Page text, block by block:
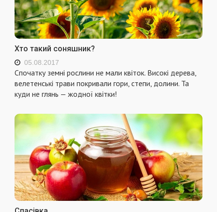
Хто такий соняшник?
05.08.2017
Спочатку земні рослини не мали квіток. Високі дерева,
веле­тенські трави покривали гори, степи, долини. Та
куди не глянь — жодної квітки!